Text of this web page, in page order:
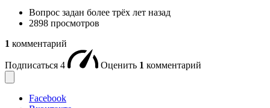
Вопрос задан более трёх лет назад
2898 просмотров
1 комментарий
Подписаться 4 Оценить 1 комментарий
Facebook